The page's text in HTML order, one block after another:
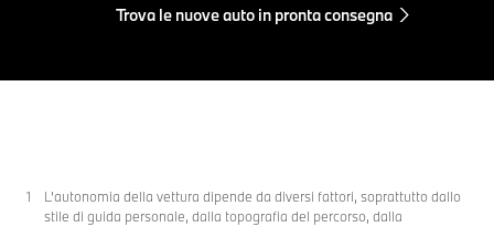
Trova le nuove auto in pronta consegna
L’autonomia della vettura dipende da diversi fattori, soprattutto dallo
stile di guida personale, dalla topografia del percorso, dalla